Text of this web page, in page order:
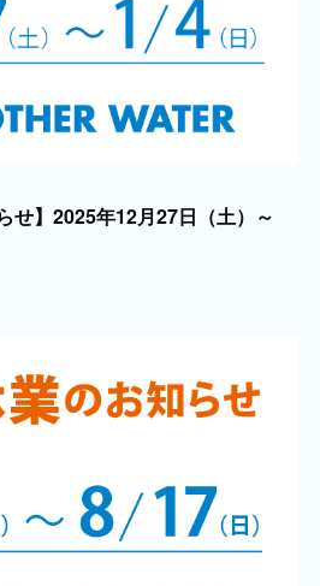
せ】2025年12月27日（土）～